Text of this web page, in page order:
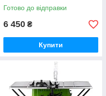
Готово до відправки
6 450 ₴
Купити